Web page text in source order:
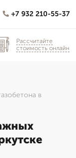
+7 932 210-55-37
Рассчитайте
стоимость онлайн
в